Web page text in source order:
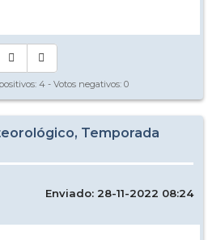
4 - Votos negativos: 0
Temporada
Enviado: 28-11-2022 08:24